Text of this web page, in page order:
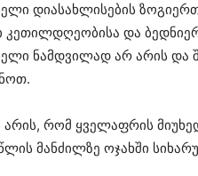
დიასახლისების
და
ნამდვილად არ არის და
არის, რომ ყველაფრის
მანძილზე ოჯახში